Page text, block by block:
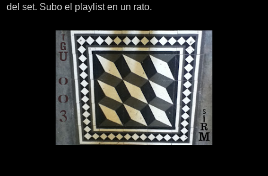
del set. Subo el playlist en un rato.